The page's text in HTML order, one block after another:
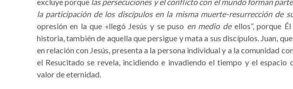
la participación de los discípulos en la misma muerte-resurrección de
opresión en la que «llegó Jesús y se puso en medio deellos”, porque
historia, también de aquella que persigue y mata a sus discípulos. Juan,
en relación con Jesús, presenta a la persona individual y a la comunidad
el Resucitado se revela, incidiendo e invadiendo el tiempo y el espacio
valor de eternidad.